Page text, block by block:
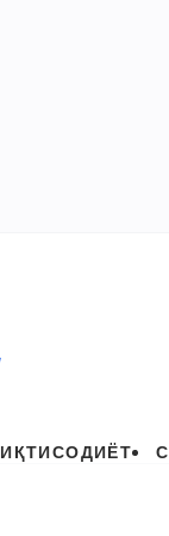
ИҚТИСОДИЁТ